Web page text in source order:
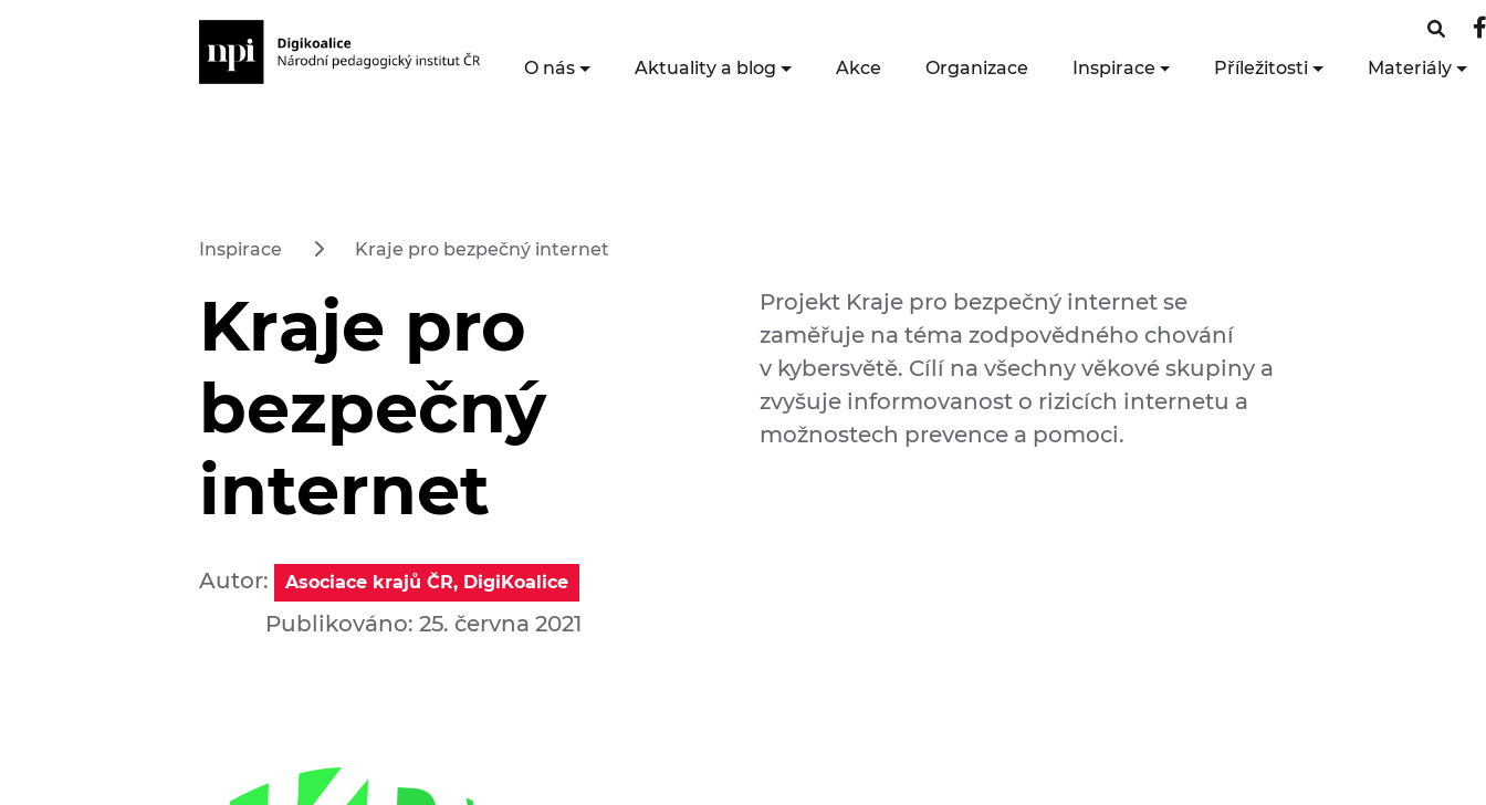
O nás Aktuality a blog Akce Organizace Inspirace Příležitosti Materiály
Inspirace Kraje pro bezpečný internet
Kraje pro
bezpečný
internet
Autor: Asociace krajů ČR, DigiKoalice
Publikováno: 25. června 2021
Projekt Kraje pro bezpečný internet se
zaměřuje na téma zodpovědného chování
v kybersvětě. Cílí na všechny věkové skupiny a
zvyšuje informovanost o rizicích internetu a
možnostech prevence a pomoci.